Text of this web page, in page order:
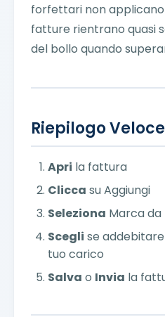
forfettari non applicano
fatture rientrano quasi
del bollo quando
Riepilogo Veloce
Apri la fattura
Clicca su Aggiungi
Seleziona Marca da
Scegli se
tuo carico
Salva o Invia la